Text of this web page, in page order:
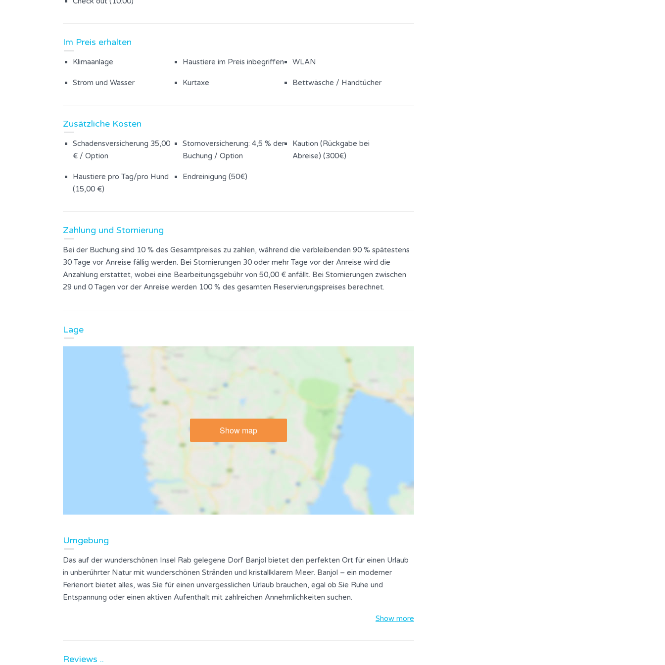
Im Preis erhalten
Klimaanlage Haustiere im Preis inbegriffen WLAN
Strom und Wasser Kurtaxe Bettwäsche / Handtücher
Zusätzliche Kosten
Schadensversicherung 35,00
€ / Option
Stornoversicherung: 4,5 % der
Buchung / Option
Kaution (Rückgabe bei
Abreise) (300€)
Haustiere pro Tag/pro Hund
(15,00 €)
Endreinigung (50€)
Zahlung und Stornierung
Bei der Buchung sind 10 % des Gesamtpreises zu zahlen, während die verbleibenden 90 % spätestens
30 Tage vor Anreise fällig werden. Bei Stornierungen 30 oder mehr Tage vor der Anreise wird die
Anzahlung erstattet, wobei eine Bearbeitungsgebühr von 50,00 € anfällt. Bei Stornierungen zwischen
29 und 0 Tagen vor der Anreise werden 100 % des gesamten Reservierungspreises berechnet.
Lage
Show map
Umgebung
Das auf der wunderschönen Insel Rab gelegene Dorf Banjol bietet den perfekten Ort für einen Urlaub
in unberührter Natur mit wunderschönen Stränden und kristallklarem Meer. Banjol – ein moderner
Ferienort bietet alles, was Sie für einen unvergesslichen Urlaub brauchen, egal ob Sie Ruhe und
Entspannung oder einen aktiven Aufenthalt mit zahlreichen Annehmlichkeiten suchen.
Show more
Reviews ..